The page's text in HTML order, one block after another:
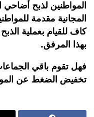
المواطنين لذبح
المجانية مقدمة
كاف للقيام بعملية
بهذا المرفق.
فهل تقوم باقي
تخفيض الضغط عن